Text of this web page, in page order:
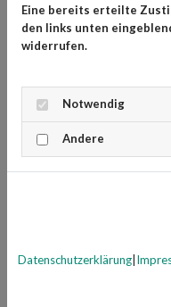
Methylphenidat gehört
ist ein
Noradrenalin und
Gehirnzellen
über die Rezeptoren
abgebaut. Durch das
Konzentrations- und
Somit können sich
Unterricht beteiligen,
Eine bereits erteilte
den links unten
widerrufen.
Notwendig
Andere
Datenschutzerklärung|